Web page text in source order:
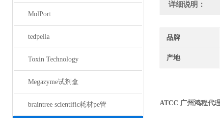
MolPort
tedpella
Toxin Technology
Megazyme试剂盒
braintree scientific耗材pe管
详细说明：
品牌
产地
ATCC 广州鸿程代